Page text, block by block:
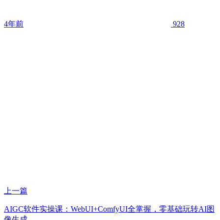
4年前 928
上一篇
AIGC软件实操课：WebUI+ComfyUI全掌握，零基础玩转AI图